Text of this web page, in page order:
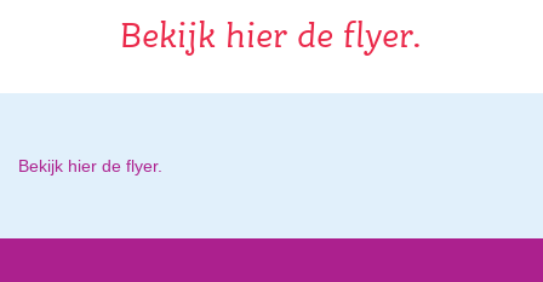
Bekijk hier de flyer.
Bekijk hier de flyer.